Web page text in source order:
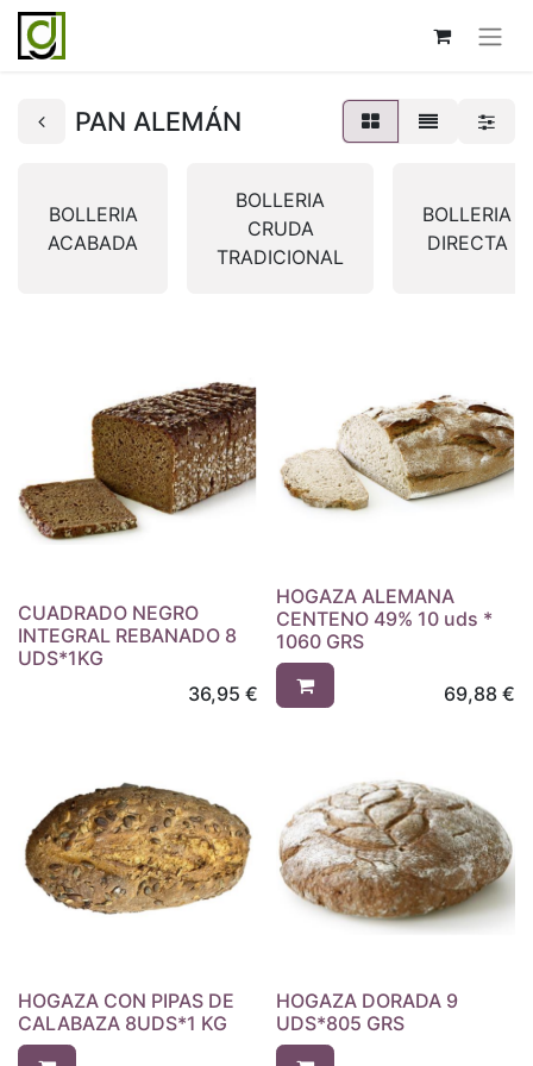
PAN ALEMÁN
BOLLERIA
ACABADA
BOLLERIA
CRUDA
TRADICIONAL
BOLLERIA
DIRECTA
CUADRADO NEGRO
INTEGRAL REBANADO 8
UDS*1KG
36,95 €
HOGAZA ALEMANA
CENTENO 49% 10 uds *
1060 GRS
69,88 €
HOGAZA CON PIPAS DE
CALABAZA 8UDS*1 KG
HOGAZA DORADA 9
UDS*805 GRS